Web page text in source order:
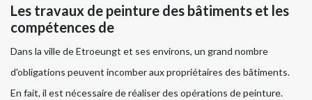
Les travaux de peinture des bâtiments et les
compétences de
Dans la ville de Etroeungt et ses environs, un grand nombre
d'obligations peuvent incomber aux propriétaires des bâtiments.
En fait, il est nécessaire de réaliser des opérations de peinture.